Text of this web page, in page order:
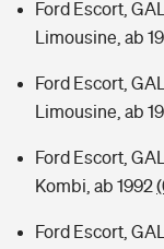
Ford Escort,
Limousine, ab
Ford Escort,
Limousine, ab
Ford Escort,
Kombi, ab 1992
Ford Escort,